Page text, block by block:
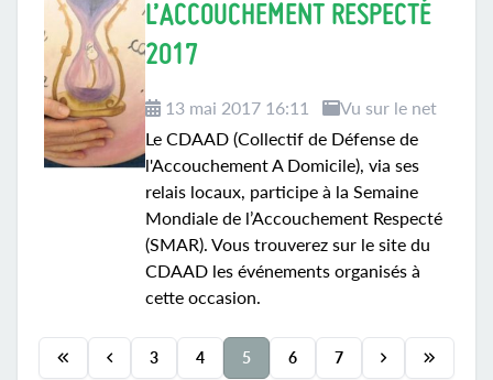
L’ACCOUCHEMENT RESPECTÉ
2017
13 mai 2017 16:11
Vu sur le net
Le CDAAD (Collectif de Défense de
l'Accouchement A Domicile), via ses
relais locaux, participe à la Semaine
Mondiale de l’Accouchement Respecté
(SMAR). Vous trouverez sur le site du
CDAAD les événements organisés à
cette occasion.
3 4 5 6 7